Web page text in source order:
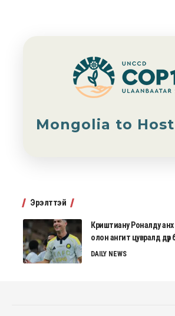
Mongolia to Host
Эрэлттэй
Криштиану Роналду
олон ангит цувралд дүр
DAILY NEWS